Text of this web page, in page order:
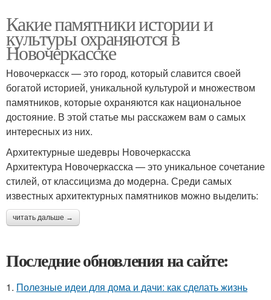
Какие памятники истории и
культуры охраняются в
Новочеркасске
Новочеркасск — это город, который славится своей
богатой историей, уникальной культурой и множеством
памятников, которые охраняются как национальное
достояние. В этой статье мы расскажем вам о самых
интересных из них.
Архитектурные шедевры Новочеркасска
Архитектура Новочеркасска — это уникальное сочетание
стилей, от классицизма до модерна. Среди самых
известных архитектурных памятников можно выделить:
читать дальше →
Последние обновления на сайте:
1. Полезные идеи для дома и дачи: как сделать жизнь